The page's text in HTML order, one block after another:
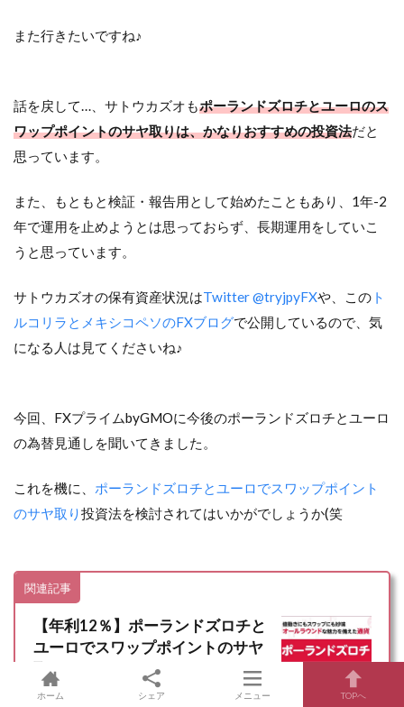
また行きたいですね♪
話を戻して…、サトウカズオもポーランドズロチとユーロのス
ワップポイントのサヤ取りは、かなりおすすめの投資法だと
思っています。
また、もともと検証・報告用として始めたこともあり、1年-2
年で運用を止めようとは思っておらず、長期運用をしていこ
うと思っています。
サトウカズオの保有資産状況はTwitter @tryjpyFXや、この ト
ルコリラとメキシコペソのFXブログで公開しているので、気
になる人は見てくださいね♪
今回、FXプライムbyGMOに今後のポーランドズロチとユーロ
の為替見通しを聞いてきました。
これを機に、 ポーランドズロチとユーロでスワップポイント
のサヤ取り投資法を検討されてはいかがでしょうか(笑
関連記事
【年利12％】ポーランドズロチと
ユーロでスワップポイントのサヤ
取り
ホーム シェア メニュー TOPへ